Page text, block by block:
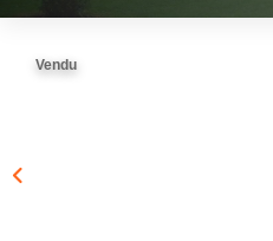
Vendu